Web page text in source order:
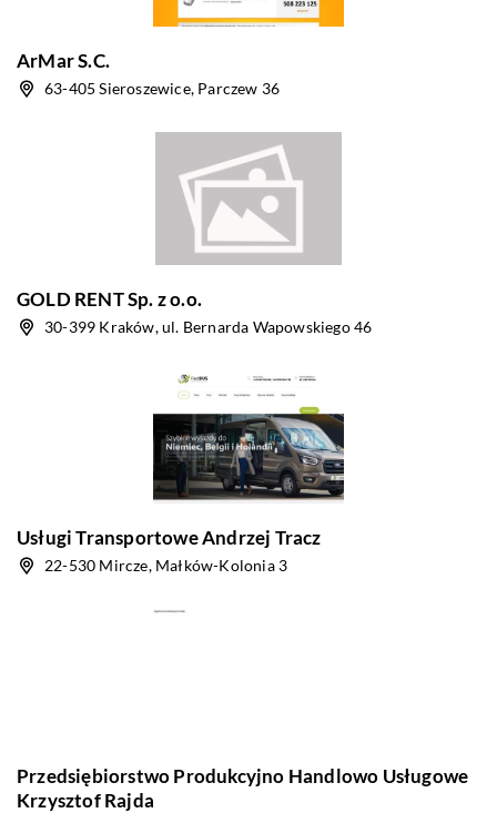
ArMar S.C.
63-405 Sieroszewice, Parczew 36
GOLD RENT Sp. z o.o.
30-399 Kraków, ul. Bernarda Wapowskiego 46
Usługi Transportowe Andrzej Tracz
22-530 Mircze, Małków-Kolonia 3
Przedsiębiorstwo Produkcyjno Handlowo Usługowe
Krzysztof Rajda